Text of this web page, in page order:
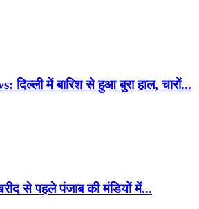
में बारिश से हुआ बुरा हाल, चारों...
से पहले पंजाब की मंडियों में...